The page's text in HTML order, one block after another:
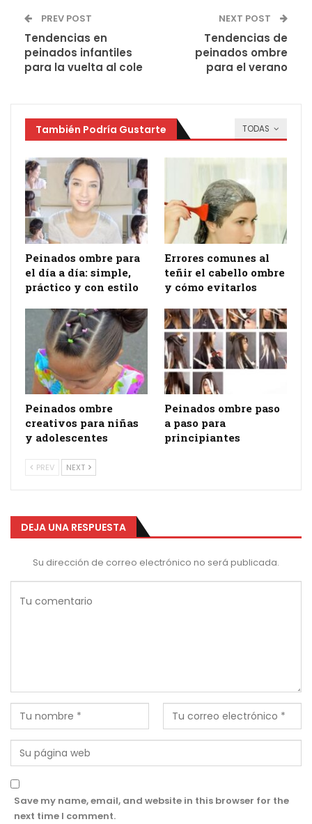
PREV POST
Tendencias en
peinados infantiles
para la vuelta al cole
NEXT POST
Tendencias de
peinados ombre
para el verano
TODAS
También Podría Gustarte
Peinados ombre para
el día a día: simple,
práctico y con estilo
Errores comunes al
teñir el cabello ombre
y cómo evitarlos
Peinados ombre
creativos para niñas
y adolescentes
Peinados ombre paso
a paso para
principiantes
PREV NEXT
DEJA UNA RESPUESTA
Su dirección de correo electrónico no será publicada.
Save my name, email, and website in this browser for the
next time I comment.